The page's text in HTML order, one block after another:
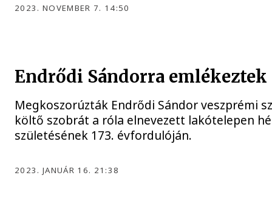
2023. NOVEMBER 7. 14:50
Endrődi Sándorra emlékeztek
Megkoszorúzták Endrődi Sándor veszprémi
költő szobrát a róla elnevezett lakótelepen
születésének 173. évfordulóján.
2023. JANUÁR 16. 21:38